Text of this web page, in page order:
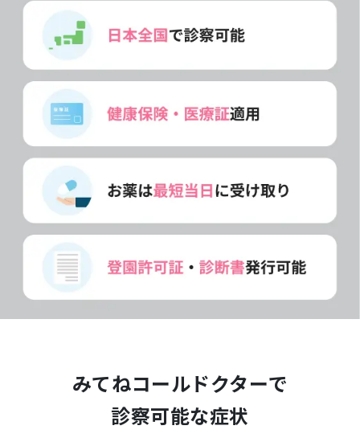
みてねコールドクターで
診察可能な症状